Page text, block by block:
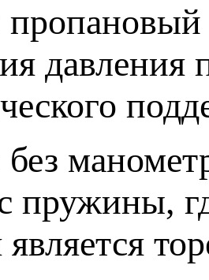
давления
без
пружины,
является